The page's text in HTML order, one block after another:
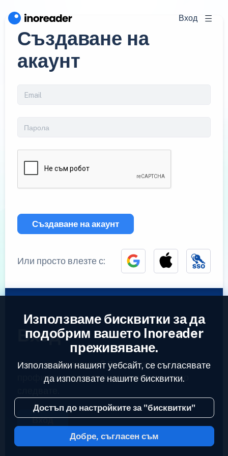
Вход
Създаване на
акаунт
Създаване на акаунт
Или просто влезте с:
Вход
Вече имате акаунт?Въведете вашият
профил за да достъпите емисиите които
Вход
2023 © Inoreader
Използваме бисквитки за да
подобрим вашето Inoreader
преживяване.
Използвайки нашият уебсайт, се съгласявате
да използвате нашите бисквитки.
Достъп до настройките за "бисквитки"
Добре, съгласен съм